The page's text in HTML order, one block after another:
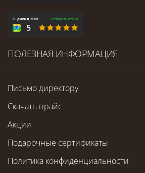
ПОЛЕЗНАЯ ИНФОРМАЦИЯ
Письмо директору
Скачать прайс
Акции
Подарочные сертификаты
Политика конфиденциальности